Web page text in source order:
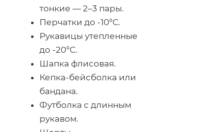
тонкие — 2–3 пары.
Перчатки до -10°С.
Рукавицы утепленные
до -20°С.
Шапка флисовая.
Кепка-бейсболка или
бандана.
Футболка с длинным
рукавом.